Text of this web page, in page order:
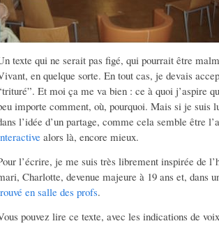
texte qui ne serait pas figé, qui pourrait être
en quelque sorte. En tout cas, je devais
Et moi ça me va bien : ce à quoi j’aspire
importe comment, où, pourquoi. Mais si je suis
l’idée d’un partage, comme cela semble être
alors là, encore mieux.
l’écrire, je me suis très librement inspirée de
Charlotte, devenue majeure à 19 ans et, dans
en salle des profs.
pouvez lire ce texte, avec les indications de